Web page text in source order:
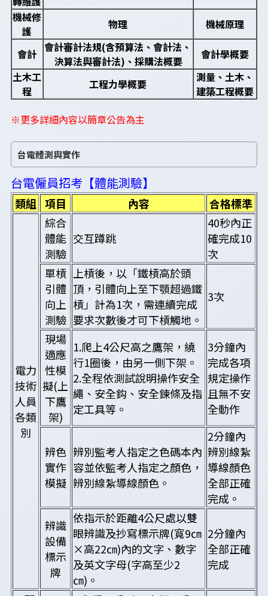
機械修
護
物理 機械原理
會計 會計審計法規(含預算法、會計法、
決算法與審計法)、採購法概要
會計學概要
土木工
程
工程力學概要
測量、土木、
建築工程概要
※更多詳細內容以簡章公告為主
台電體測與實作
台電僱員招考【體能測驗】
類組 項目 內容 合格標準
電力
技術
人員
各類
別
綜合
體能
測驗
交互蹲跳
40秒內正
確完成10
次
單槓
引體
向上
測驗
上槓後，以「鐵槓高於頭
頂，引體向上至下顎超過鐵
槓」計為1次，需連續完成
要求次數後才可下槓觸地。
3次
現場
適應
性模
擬(上
下鷹
架)
1.爬上4公尺高之鷹架，繞
行1圈後，由另一側下架。
2.全程依測試說明操作安全
繩、安全鈎、安全鍊條及指
定工具等。
3分鐘內
完成各項
規定操作
且無不安
全動作
辨色
實作
模擬
辨別監考人指定之色碼本內
容並依監考人指定之顏色，
辨別線紮導線顏色。
2分鐘內
辨別線紮
導線顏色
全部正確
完成。
辨識
設備
標示
牌
依指示於距離4公尺處以雙
眼辨識及抄寫標示牌(寬9㎝
×高22㎝)內的文字、數字
及英文字母(字高至少2
㎝)。
2分鐘內
全部正確
完成